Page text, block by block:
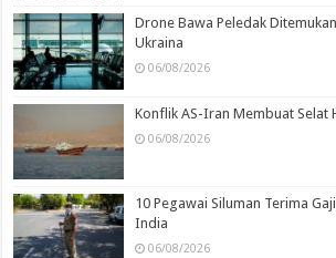
Drone Bawa Peledak
Ukraina
06/08/2026
Konflik AS-Iran Membuat Selat
06/08/2026
10 Pegawai Siluman Terima
India
06/08/2026